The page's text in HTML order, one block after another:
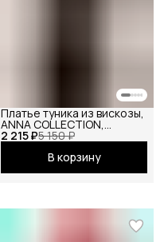
2 215 ₽5 150 ₽
Платье туника из вискозы,
ANNA COLLECTION,
вечернее праздничное
повседневное офисное
В корзину